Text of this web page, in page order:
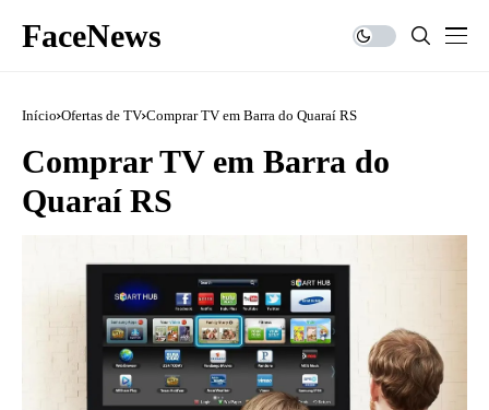
FaceNews
Início Ofertas de TV Comprar TV em Barra do Quaraí RS
Comprar TV em Barra do
Quaraí RS